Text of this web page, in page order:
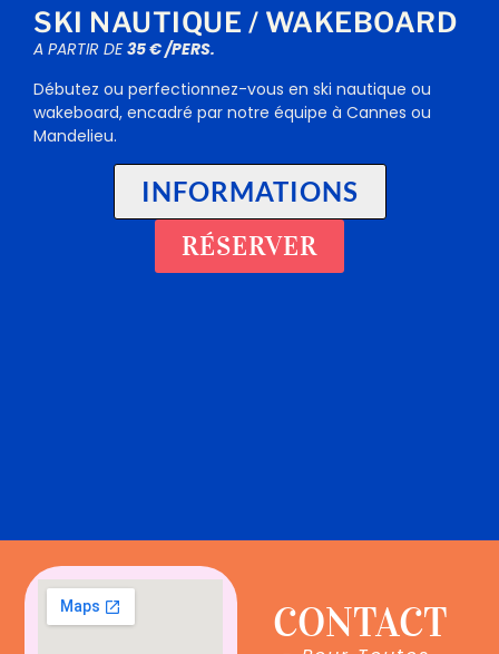
SKI NAUTIQUE / WAKEBOARD
A PARTIR DE35 € /PERS.
Débutez ou perfectionnez-vous en ski nautique ou
wakeboard, encadré par notre équipe à Cannes ou
Mandelieu.
INFORMATIONS
RÉSERVER
CONTACT